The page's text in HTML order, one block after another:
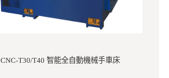
CNC-T30/T40 智能全自動機械手車床